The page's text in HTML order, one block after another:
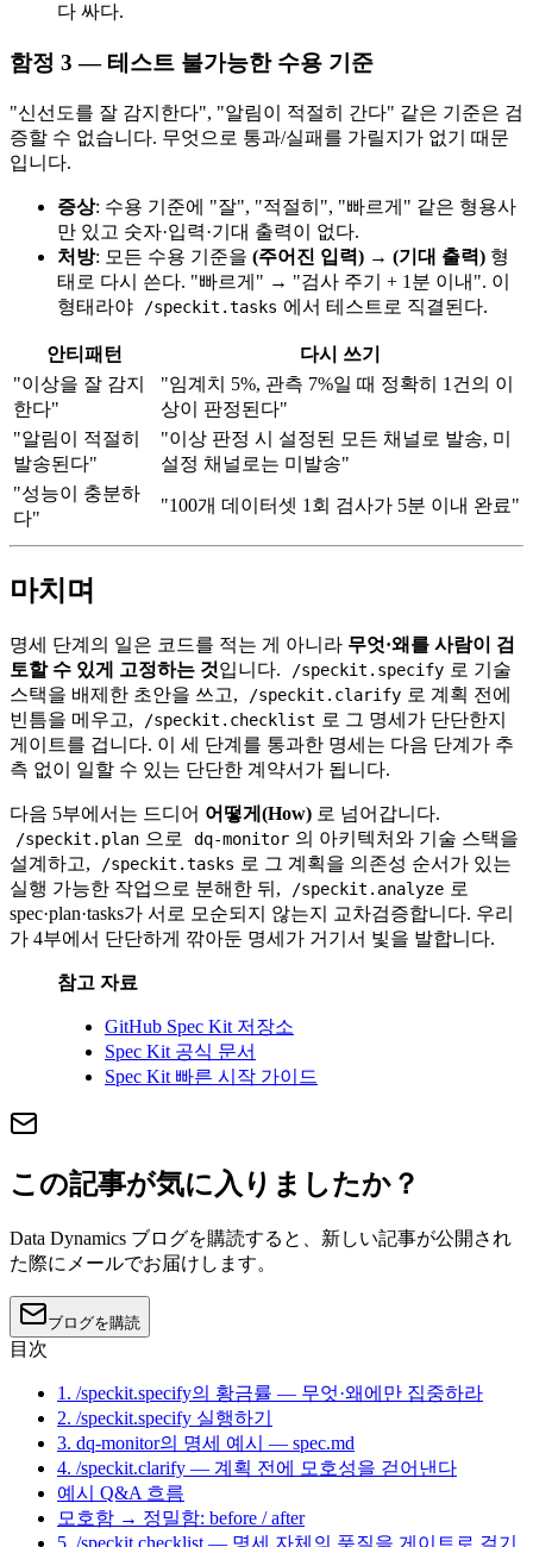
다 싸다.
함정 3 — 테스트 불가능한 수용 기준
"신선도를 잘 감지한다", "알림이 적절히 간다" 같은 기준은 검
증할 수 없습니다. 무엇으로 통과/실패를 가릴지가 없기 때문
입니다.
증상: 수용 기준에 "잘", "적절히", "빠르게" 같은 형용사
만 있고 숫자·입력·기대 출력이 없다.
처방: 모든 수용 기준을 (주어진 입력) → (기대 출력) 형
태로 다시 쓴다. "빠르게" → "검사 주기 + 1분 이내". 이
형태라야
/speckit.tasks 에서 테스트로 직결된다.
안티패턴
다시 쓰기
"이상을 잘 감지
한다"
"임계치 5%, 관측 7%일 때 정확히 1건의 이
상이 판정된다"
"알림이 적절히
발송된다"
"이상 판정 시 설정된 모든 채널로 발송, 미
설정 채널로는 미발송"
"성능이 충분하
다"
"100개 데이터셋 1회 검사가 5분 이내 완료"
마치며
명세 단계의 일은 코드를 적는 게 아니라 무엇·왜를 사람이 검
토할 수 있게 고정하는 것입니다. /speckit.specify 로 기술
스택을 배제한 초안을 쓰고,
/speckit.clarify 로 계획 전에
빈틈을 메우고,
/speckit.checklist 로 그 명세가 단단한지
게이트를 겁니다. 이 세 단계를 통과한 명세는 다음 단계가 추
측 없이 일할 수 있는 단단한 계약서가 됩니다.
다음 5부에서는 드디어 어떻게(How) 로 넘어갑니다.
/speckit.plan 으로 dq-monitor 의 아키텍처와 기술 스택을
설계하고,
/speckit.tasks 로 그 계획을 의존성 순서가 있는
실행 가능한 작업으로 분해한 뒤,
/speckit.analyze 로
spec·plan·tasks가 서로 모순되지 않는지 교차검증합니다. 우리
가 4부에서 단단하게 깎아둔 명세가 거기서 빛을 발합니다.
참고 자료
GitHub Spec Kit 저장소
Spec Kit 공식 문서
Spec Kit 빠른 시작 가이드
この記事が気に入りましたか？
Data Dynamics ブログを購読すると、新しい記事が公開され
た際にメールでお届けします。
ブログを購読
目次
1. /speckit.specify의 황금률 — 무엇·왜에만 집중하라
2. /speckit.specify 실행하기
3. dq-monitor의 명세 예시 — spec.md
4. /speckit.clarify — 계획 전에 모호성을 걷어낸다
예시 Q&A 흐름
모호함 → 정밀함: before / after